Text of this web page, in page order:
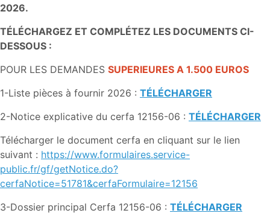
2026.
TÉLÉCHARGEZ ET COMPLÉTEZ LES DOCUMENTS CI-
DESSOUS :
POUR LES DEMANDES SUPERIEURES A 1.500 EUROS
1-Liste pièces à fournir 2026 : TÉLÉCHARGER
2-Notice explicative du cerfa 12156-06 : TÉLÉCHARGER
Télécharger le document cerfa en cliquant sur le lien
suivant : https://www.formulaires.service-
public.fr/gf/getNotice.do?
cerfaNotice=51781&cerfaFormulaire=12156
3-Dossier principal Cerfa 12156-06 : TÉLÉCHARGER